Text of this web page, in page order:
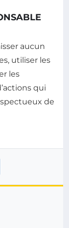
aucun
utiliser les
les
qui
de